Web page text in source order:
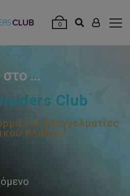
0
...
Club
για Επαγγελματίες
Κλάδου!